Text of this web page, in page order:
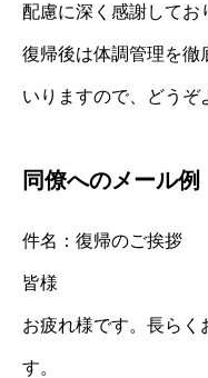
配慮に深く感謝してお
復帰後は体調管理を徹
いりますので、どうぞ
同僚へのメール例
件名：復帰のご挨拶
皆様
お疲れ様です。長ら
す。